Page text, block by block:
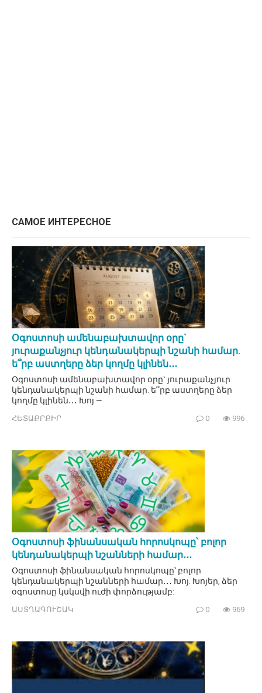
САМОЕ ИНТЕРЕСНОЕ
Օգոստոսի ամենաբախտավոր օրը`
յուրաքանչյուր կենդանակերպի նշանի համար.
ե՞րբ աստղերը ձեր կողմը կլինեն․․․
Օգոստոսի ամենաբախտավոր օրը` յուրաքանչյուր
կենդանակերպի նշանի համար. ե՞րբ աստղերը ձեր
կողմը կլինեն․․․ Խոյ —
ՀԵՏԱՔՐՔԻՐ 0 996
Օգոստոսի ֆինանսական հորոսկոպը՝ բոլոր
կենդանակերպի նշանների համար․․․
Օգոստոսի ֆինանսական հորոսկոպը՝ բոլոր
կենդանակերպի նշանների համար․․․ Խոյ. Խոյեր, ձեր
օգոստոսը կսկսվի ուժի փորձությամբ:
ԱՍՏՂԱԳՈՒՇԱԿ 0 969